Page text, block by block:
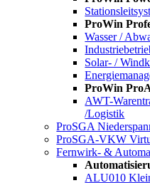
ProWin
Wasser /
Solar- /
ProWin
AWT-
/Logistik
ProSGA
ProSGA-VKW
Fernwirk- &
ALU010